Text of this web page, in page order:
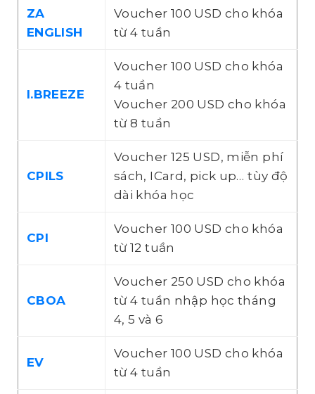
ZA
ENGLISH
Voucher 100 USD cho khóa
từ 4 tuần
I.BREEZE
Voucher 100 USD cho khóa
4 tuần
Voucher 200 USD cho khóa
từ 8 tuần
CPILS
Voucher 125 USD, miễn phí
sách, ICard, pick up… tùy độ
dài khóa học
CPI
Voucher 100 USD cho khóa
từ 12 tuần
CBOA
Voucher 250 USD cho khóa
từ 4 tuần nhập học tháng
4, 5 và 6
EV
Voucher 100 USD cho khóa
từ 4 tuần